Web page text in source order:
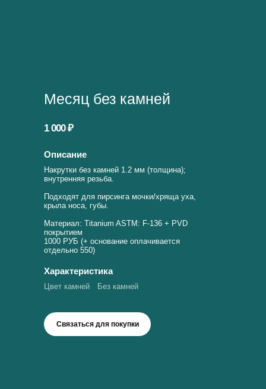
Связаться для покупки
Месяц без камней
Описание
Характеристика
Накрутки без камней 1.2 мм (толщина);
внутренняя резьба.
Подходят для пирсинга мочки/хряща уха,
крыла носа, губы.
Материал: Titanium ASTM: F-136 + PVD
покрытием
1000 РУБ (+ основание оплачивается
отдельно 550)
Без камней
Цвет камней
1 000 ₽